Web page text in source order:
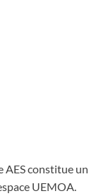
AES constitue
UEMOA.